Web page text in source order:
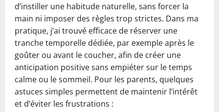
d’instiller une habitude naturelle, sans forcer la
main ni imposer des règles trop strictes. Dans ma
pratique, j’ai trouvé efficace de réserver une
tranche temporelle dédiée, par exemple après le
goûter ou avant le coucher, afin de créer une
anticipation positive sans empiéter sur le temps
calme ou le sommeil. Pour les parents, quelques
astuces simples permettent de maintenir l’intérêt
et d’éviter les frustrations :